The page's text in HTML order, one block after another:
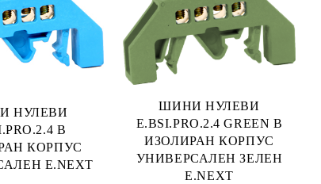
НУЛЕВИ
В
КОРПУС
E.NEXT
ШИНИ НУЛЕВИ
E.BSI.PRO.2.4 GREEN В
ИЗОЛИРАН КОРПУС
УНИВЕРСАЛЕН ЗЕЛЕН
E.NEXT